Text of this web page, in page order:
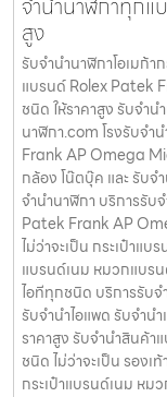
สูง
รับจำนำนาฬิกาโอเมก้า
แบรนด์ Rolex Patek
ชนิด ให้ราคาสูง รับจำน
นาฬิกา.com โรงรับจ
Frank AP Omega
กล้อง โน๊ตบุ๊ค และ รับจ
จำนำนาฬิกา บริการรับ
Patek Frank AP
ไม่ว่าจะเป็น กระเป๋าแ
แบรนด์เนม หมวกแบร
ไอทีทุกชนิด บริการรับจ
รับจำนำไอแพด รับจำน
ราคาสูง รับจำนำสินค้
ชนิด ไม่ว่าจะเป็น รองเ
กระเป๋าแบรนด์เนม ห